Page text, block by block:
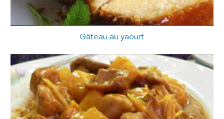
Gâteau au yaourt